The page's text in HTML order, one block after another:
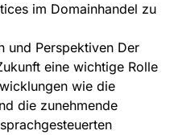
im Domainhandel zu
und Perspektiven Der
eine wichtige Rolle
wie die
die zunehmende